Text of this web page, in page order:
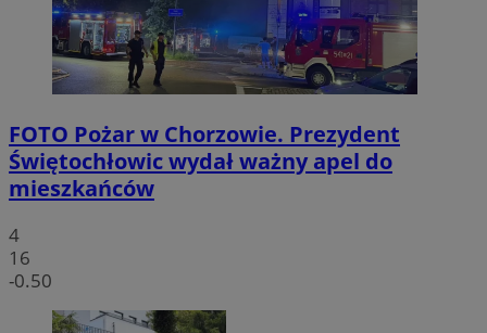
FOTO Pożar w Chorzowie. Prezydent
Świętochłowic wydał ważny apel do
mieszkańców
4
16
-0.50